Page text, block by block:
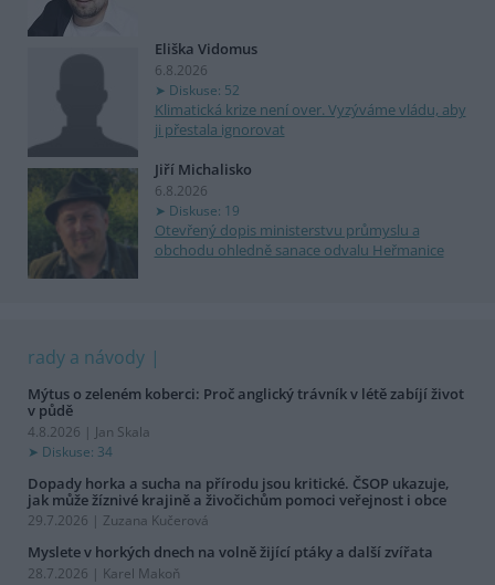
Eliška Vidomus
6.8.2026
Diskuse: 52
Klimatická krize není over. Vyzýváme vládu, aby
ji přestala ignorovat
Jiří Michalisko
6.8.2026
Diskuse: 19
Otevřený dopis ministerstvu průmyslu a
obchodu ohledně sanace odvalu Heřmanice
rady a návody
Mýtus o zeleném koberci: Proč anglický trávník v létě zabíjí život
v půdě
4.8.2026 | Jan Skala
Diskuse: 34
Dopady horka a sucha na přírodu jsou kritické. ČSOP ukazuje,
jak může žíznivé krajině a živočichům pomoci veřejnost i obce
29.7.2026 | Zuzana Kučerová
Myslete v horkých dnech na volně žijící ptáky a další zvířata
28.7.2026 | Karel Makoň